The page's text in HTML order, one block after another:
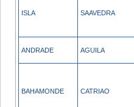
ISLA SAAVEDRA
ANDRADE AGUILA
BAHAMONDE CATRIAO